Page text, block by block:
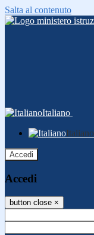
Salta al contenuto
Italiano
Italiano
Accedi
Accedi
button close ×